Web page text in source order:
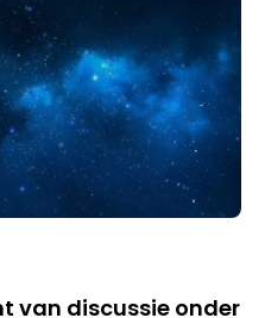
van discussie onder